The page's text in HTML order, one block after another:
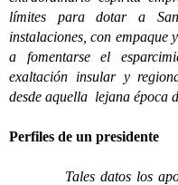
límites para dotar a
instalaciones, con empaque
a fomentarse el
exaltación insular y
desde aquella lejana época
Perfiles de un presidente
Tales datos los